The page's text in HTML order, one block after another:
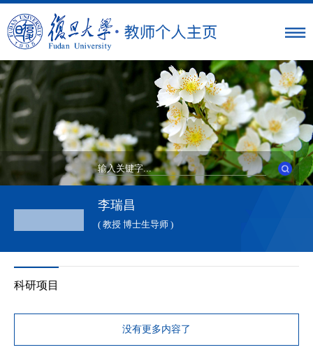
李瑞昌
( 教授 博士生导师 )
科研项目
没有更多内容了